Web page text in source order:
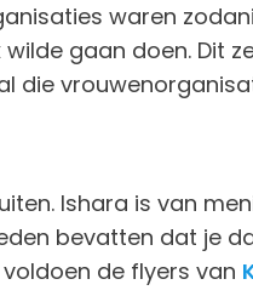
waren
gaan doen. Dit
die
Ishara is van
bevatten dat je
de flyers van